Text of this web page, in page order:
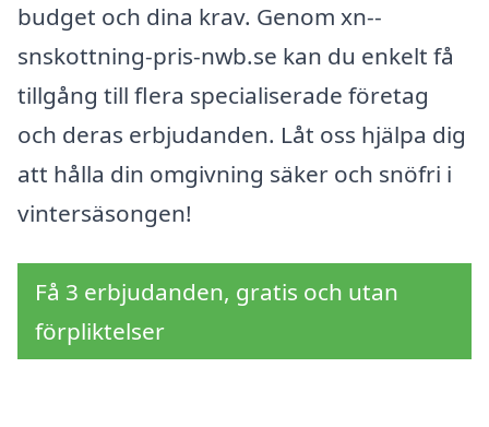
budget och dina krav. Genom xn--
snskottning-pris-nwb.se kan du enkelt få
tillgång till flera specialiserade företag
och deras erbjudanden. Låt oss hjälpa dig
att hålla din omgivning säker och snöfri i
vintersäsongen!
Få 3 erbjudanden, gratis och utan
förpliktelser